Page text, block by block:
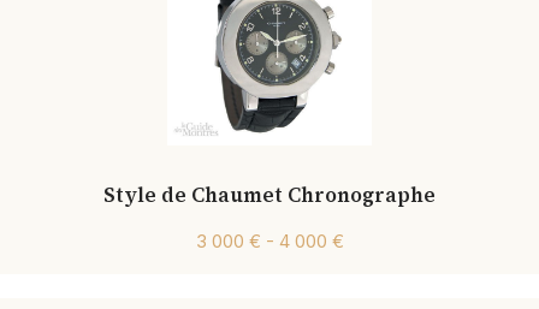
Style de Chaumet Chronographe
3 000 € - 4 000 €